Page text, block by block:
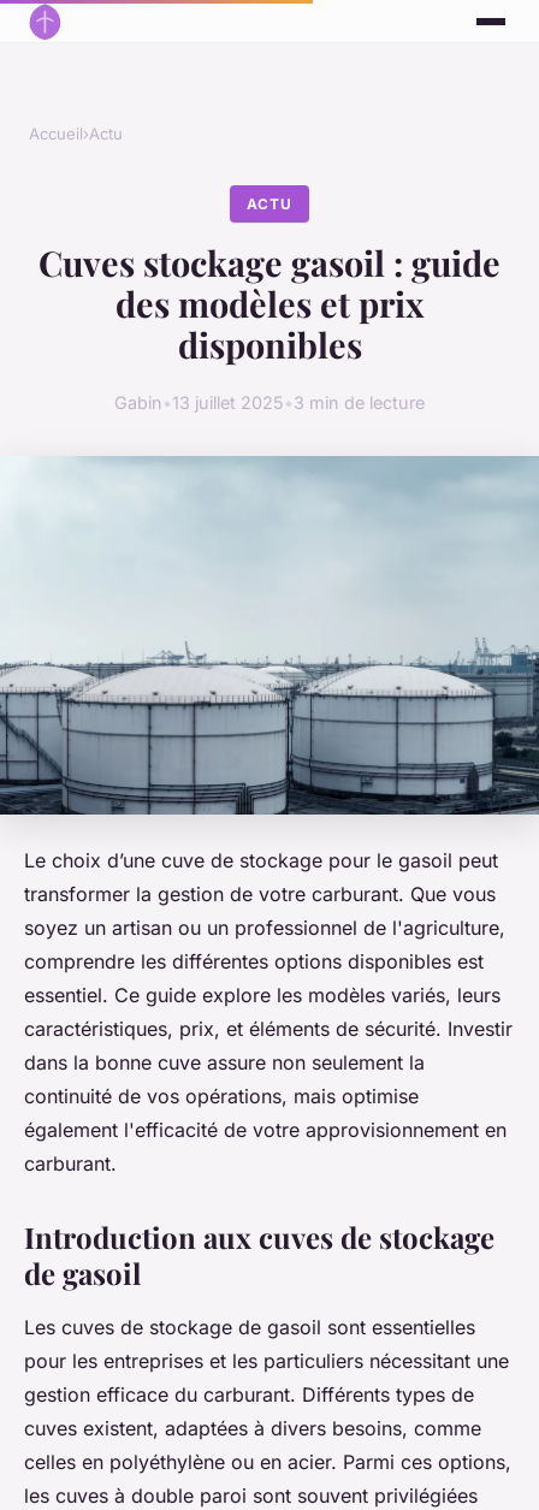
Accueil›Actu
ACTU
Cuves stockage gasoil : guide
des modèles et prix
disponibles
Gabin•13 juillet 2025•3 min de lecture
Le choix d’une cuve de stockage pour le gasoil peut
transformer la gestion de votre carburant. Que vous
soyez un artisan ou un professionnel de l'agriculture,
comprendre les différentes options disponibles est
essentiel. Ce guide explore les modèles variés, leurs
caractéristiques, prix, et éléments de sécurité. Investir
dans la bonne cuve assure non seulement la
continuité de vos opérations, mais optimise
également l'efficacité de votre approvisionnement en
carburant.
Introduction aux cuves de stockage
de gasoil
Les cuves de stockage de gasoil sont essentielles
pour les entreprises et les particuliers nécessitant une
gestion efficace du carburant. Différents types de
cuves existent, adaptées à divers besoins, comme
celles en polyéthylène ou en acier. Parmi ces options,
les cuves à double paroi sont souvent privilégiées